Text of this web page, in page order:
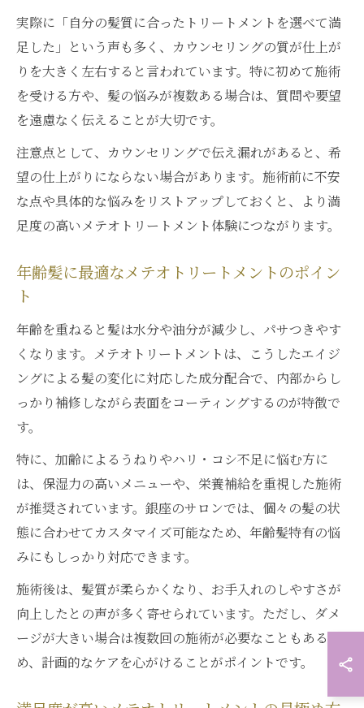
実際に「自分の髪質に合ったトリートメントを選べて満
足した」という声も多く、カウンセリングの質が仕上が
りを大きく左右すると言われています。特に初めて施術
を受ける方や、髪の悩みが複数ある場合は、質問や要望
を遠慮なく伝えることが大切です。
注意点として、カウンセリングで伝え漏れがあると、希
望の仕上がりにならない場合があります。施術前に不安
な点や具体的な悩みをリストアップしておくと、より満
足度の高いメテオトリートメント体験につながります。
年齢髪に最適なメテオトリートメントのポイン
ト
年齢を重ねると髪は水分や油分が減少し、パサつきやす
くなります。メテオトリートメントは、こうしたエイジ
ングによる髪の変化に対応した成分配合で、内部からし
っかり補修しながら表面をコーティングするのが特徴で
す。
特に、加齢によるうねりやハリ・コシ不足に悩む方に
は、保湿力の高いメニューや、栄養補給を重視した施術
が推奨されています。銀座のサロンでは、個々の髪の状
態に合わせてカスタマイズ可能なため、年齢髪特有の悩
みにもしっかり対応できます。
施術後は、髪質が柔らかくなり、お手入れのしやすさが
向上したとの声が多く寄せられています。ただし、ダメ
ージが大きい場合は複数回の施術が必要なこともあるた
め、計画的なケアを心がけることがポイントです。